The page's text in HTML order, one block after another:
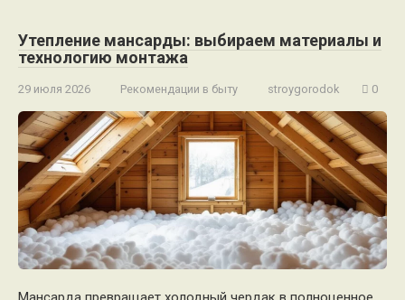
Утепление мансарды: выбираем материалы и
технологию монтажа
29 июля 2026 Рекомендации в быту stroygorodok 0